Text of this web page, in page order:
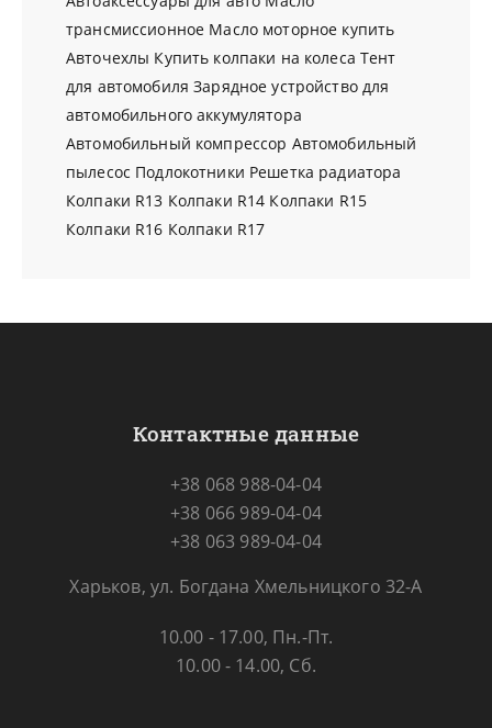
трансмиссионное Масло моторное купить
Авточехлы Купить колпаки на колеса Тент
для автомобиля Зарядное устройство для
автомобильного аккумулятора
Автомобильный компрессор Автомобильный
пылесос Подлокотники Решетка радиатора
Колпаки R13 Колпаки R14 Колпаки R15
Колпаки R16 Колпаки R17
Контактные данные
+38 068 988-04-04
+38 066 989-04-04
+38 063 989-04-04
Харьков, ул. Богдана Хмельницкого 32-А
10.00 - 17.00, Пн.-Пт.
10.00 - 14.00, Сб.